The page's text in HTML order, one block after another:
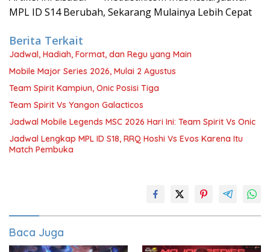
MPL ID S14 Berubah, Sekarang Mulainya Lebih Cepat
Berita Terkait
Jadwal, Hadiah, Format, dan Regu yang Main
Mobile Major Series 2026, Mulai 2 Agustus
Team Spirit Kampiun, Onic Posisi Tiga
Team Spirit Vs Yangon Galacticos
Jadwal Mobile Legends MSC 2026 Hari Ini: Team Spirit Vs Onic
Jadwal Lengkap MPL ID S18, RRQ Hoshi Vs Evos Karena Itu
Match Pembuka
Baca Juga